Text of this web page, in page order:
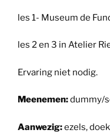
les 1- Museum de
les 2 en 3 in Atelier
Ervaring niet nodig.
Meenemen:dummy/
Aanwezig:ezels,